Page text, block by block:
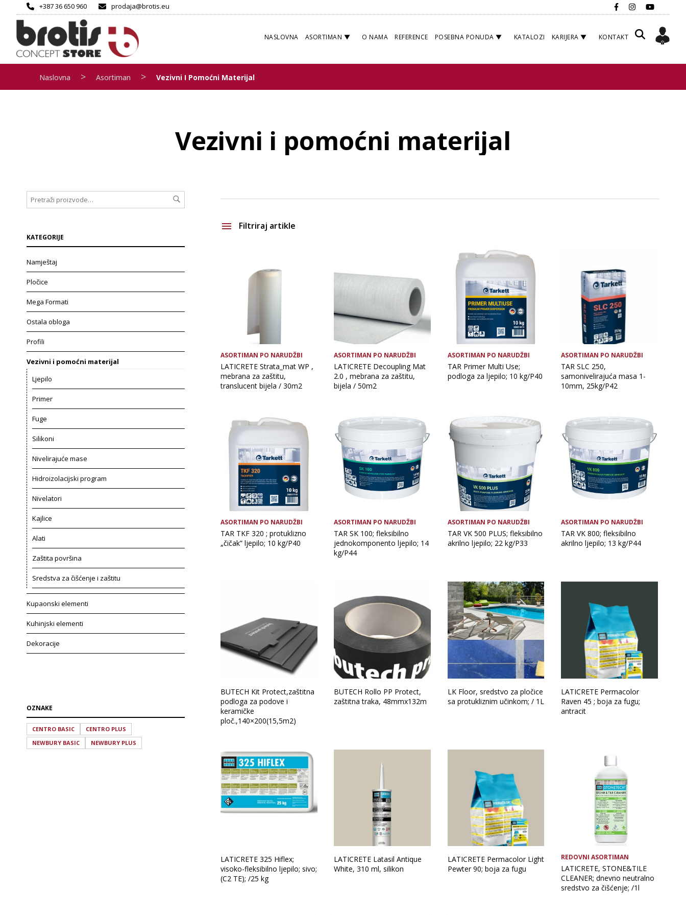
+387 36 650 960 prodaja@brotis.eu
NASLOVNA ASORTIMAN O NAMA REFERENCE POSEBNA PONUDA KATALOZI KARIJERA KONTAKT
Naslovna > Asortiman > Vezivni I Pomoćni Materijal
Vezivni i pomoćni materijal
KATEGORIJE
Namještaj
Pločice
Mega Formati
Ostala obloga
Profili
Vezivni i pomoćni materijal
Ljepilo
Primer
Fuge
Silikoni
Nivelirajuće mase
Hidroizolacijski program
Nivelatori
Kajlice
Alati
Zaštita površina
Sredstva za čišćenje i zaštitu
Kupaonski elementi
Kuhinjski elementi
Dekoracije
OZNAKE
CENTRO BASIC
CENTRO PLUS
NEWBURY BASIC
NEWBURY PLUS
Filtriraj artikle
Glavna boja Vrsta asortimana
ASORTIMAN PO NARUDŽBI
LATICRETE Strata_mat WP ,
mebrana za zaštitu,
translucent bijela / 30m2
ASORTIMAN PO NARUDŽBI
LATICRETE Decoupling Mat
2.0 , mebrana za zaštitu,
bijela / 50m2
ASORTIMAN PO NARUDŽBI
TAR Primer Multi Use;
podloga za ljepilo; 10 kg/P40
ASORTIMAN PO NARUDŽBI
TAR SLC 250,
samonivelirajuća masa 1-
10mm, 25kg/P42
ASORTIMAN PO NARUDŽBI
TAR TKF 320 ; protuklizno
„čičak” ljepilo; 10 kg/P40
ASORTIMAN PO NARUDŽBI
TAR SK 100; fleksibilno
jednokomponento ljepilo; 14
kg/P44
ASORTIMAN PO NARUDŽBI
TAR VK 500 PLUS; fleksibilno
akrilno ljepilo; 22 kg/P33
ASORTIMAN PO NARUDŽBI
TAR VK 800; fleksibilno
akrilno ljepilo; 13 kg/P44
BUTECH Kit Protect,zaštitna
podloga za podove i
keramičke
ploč.,140×200(15,5m2)
BUTECH Rollo PP Protect,
zaštitna traka, 48mmx132m
LK Floor, sredstvo za pločice
sa protukliznim učinkom; / 1L
LATICRETE Permacolor
Raven 45 ; boja za fugu;
antracit
LATICRETE 325 Hiflex;
visoko-fleksibilno ljepilo; sivo;
(C2 TE); /25 kg
LATICRETE Latasil Antique
White, 310 ml, silikon
LATICRETE Permacolor Light
Pewter 90; boja za fugu
REDOVNI ASORTIMAN
LATICRETE, STONE&TILE
CLEANER; dnevno neutralno
sredstvo za čišćenje; /1l